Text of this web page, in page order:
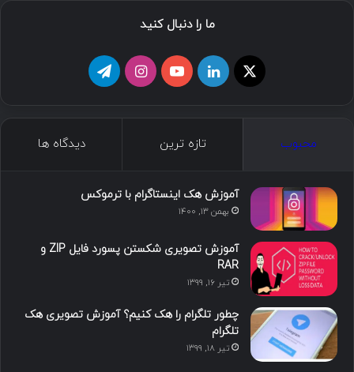
ما را دنبال کنید
د
ی
ن
و
ت
گ
ا
ا
محبوب تازه ترین دیدگاه ها
آموزش هک اینستاگرام با ترموکس
بهمن ۱۳, ۱۴۰۰
آموزش تصویری شکستن پسورد فایل ZIP و
RAR
تیر ۱۶, ۱۳۹۹
چطور تلگرام را هک کنیم؟ آموزش تصویری هک
تلگرام
تیر ۱۸, ۱۳۹۹